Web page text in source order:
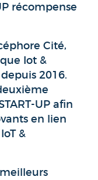
récompense
Cité,
Iot &
2016.
UP afin
en lien
&